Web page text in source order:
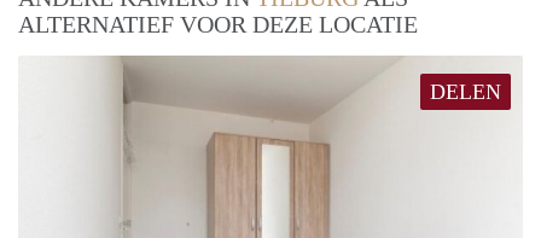
ALTERNATIEF VOOR DEZE LOCATIE
DELEN